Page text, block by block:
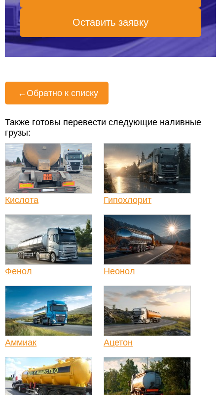
Оставить заявку
← Обратно к списку
Также готовы перевести следующие наливные
грузы:
Кислота Гипохлорит
Фенол Неонол
Аммиак Ацетон